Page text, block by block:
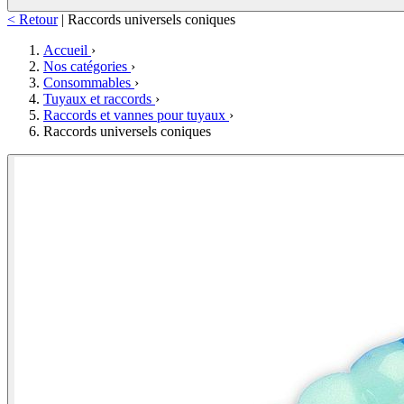
< Retour | Raccords universels coniques
Accueil ›
Nos catégories ›
Consommables ›
Tuyaux et raccords ›
Raccords et vannes pour tuyaux ›
Raccords universels coniques